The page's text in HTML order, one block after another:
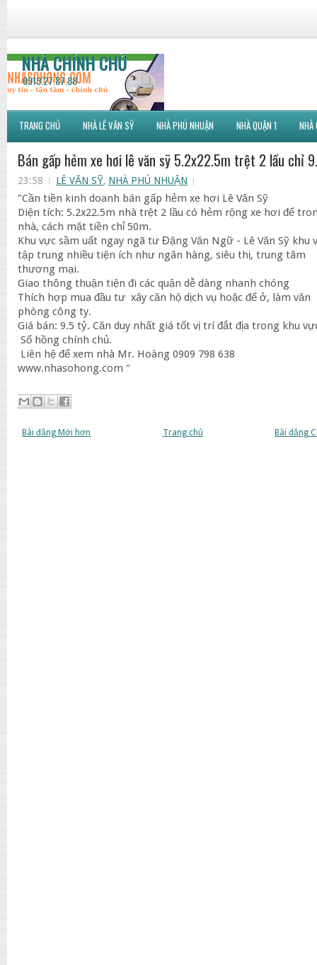
NHÀ CHÍNH CHỦ
0919.27.87.88
TRANG CHỦ NHÀ LÊ VĂN SỸ NHÀ PHÚ NHUẬN NHÀ QUẬN 1 NHÀ
Bán gấp hẻm xe hơi lê văn sỹ 5.2x22.5m trệt 2 lầu chỉ
23:58 LÊ VĂN SỸ, NHÀ PHÚ NHUẬN
"Cần tiền kinh doanh bán gấp hẻm xe hơi Lê Văn Sỹ
Diện tích: 5.2x22.5m nhà trệt 2 lầu có hẻm rộng xe hơi để
nhà, cách mặt tiền chỉ 50m.
Khu vực sầm uất ngay ngã tư Đặng Văn Ngữ - Lê Văn Sỹ khu
tập trung nhiều tiện ích như ngân hàng, siêu thị, trung tâm
thương mại.
Giao thông thuận tiện đi các quận dễ dàng nhanh chóng
Thích hợp mua đầu tư xây căn hộ dịch vụ hoặc để ở, làm văn
phòng công ty.
Giá bán: 9.5 tỷ. Căn duy nhất giá tốt vị trí đắt địa trong khu
Sổ hồng chính chủ.
Liên hệ để xem nhà Mr. Hoàng 0909 798 638
www.nhasohong.com "
Bài đăng Mới hơn Bài đăng
Trang chủ